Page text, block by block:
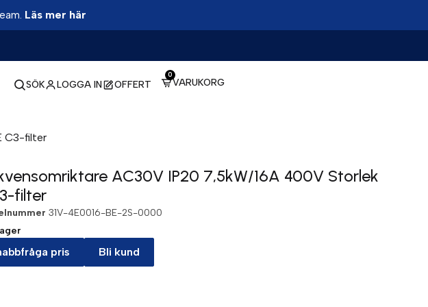
Läs mer här
SÖK LOGGA IN OFFERT VARUKORG
0
C3-filter
AC30V IP20 7,5kW/16A 400V Storlek
filter
31V-4E0016-BE-2S-0000
pris Bli kund